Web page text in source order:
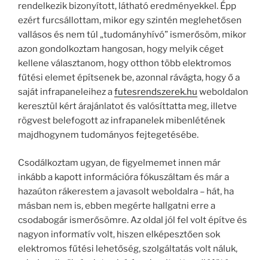
rendelkezik bizonyított, látható eredményekkel. Épp
ezért furcsállottam, mikor egy szintén meglehetősen
vallásos és nem túl „tudományhívó” ismerősöm, mikor
azon gondolkoztam hangosan, hogy melyik céget
kellene választanom, hogy otthon több elektromos
fűtési elemet építsenek be, azonnal rávágta, hogy ő a
saját infrapaneleihez afutesrendszerek.hu weboldalon
keresztül kért árajánlatot és valósíttatta meg, illetve
rögvest belefogott az infrapanelek mibenlétének
majdhogynem tudományos fejtegetésébe.
Csodálkoztam ugyan, de figyelmemet innen már
inkább a kapott információra fókuszáltam és már a
hazaúton rákerestem a javasolt weboldalra – hát, ha
másban nem is, ebben megérte hallgatni erre a
csodabogár ismerősömre. Az oldal jól fel volt építve és
nagyon informatív volt, hiszen elképesztően sok
elektromos fűtési lehetőség, szolgáltatás volt náluk,